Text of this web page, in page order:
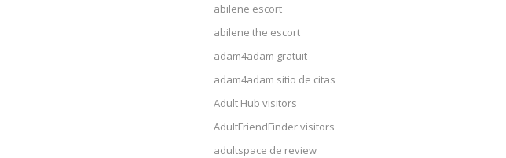
abilene escort
abilene the escort
adam4adam gratuit
adam4adam sitio de citas
Adult Hub visitors
AdultFriendFinder visitors
adultspace de review